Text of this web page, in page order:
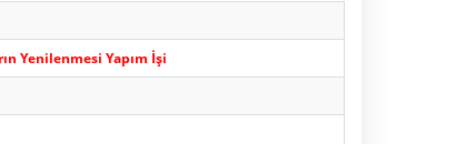
Yenilenmesi Yapım İşi